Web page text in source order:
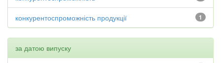
1
конкурентоспроможність продукції
за датою випуску